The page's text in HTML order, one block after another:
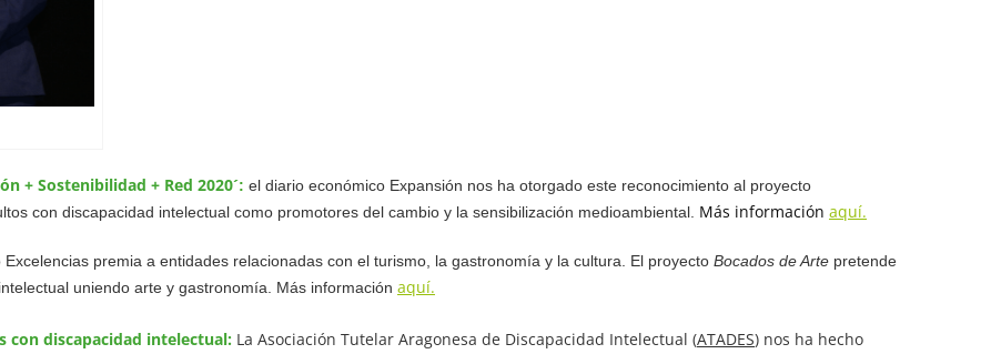
+ Sostenibilidad + Red 2020´: el diario económico Expansión nos ha otorgado este reconocimiento al proyecto
con discapacidad intelectual como promotores del cambio y la sensibilización medioambiental. Más información aquí.
Excelencias premia a entidades relacionadas con el turismo, la gastronomía y la cultura. El proyecto Bocados de Arte pretende
uniendo arte y gastronomía. Más información aquí.
con discapacidad intelectual: La Asociación Tutelar Aragonesa de Discapacidad Intelectual (ATADES) nos ha hecho